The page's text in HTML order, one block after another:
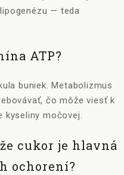
— teda
ATP?
buniek. Metabolizmus
čo môže viesť k
kyseliny močovej.
cukor je hlavná
ochorení?